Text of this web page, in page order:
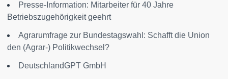
Presse-Information: Mitarbeiter für 40 Jahre
Betriebszugehörigkeit geehrt
Agrarumfrage zur Bundestagswahl: Schafft die Union
den (Agrar-) Politikwechsel?
DeutschlandGPT GmbH